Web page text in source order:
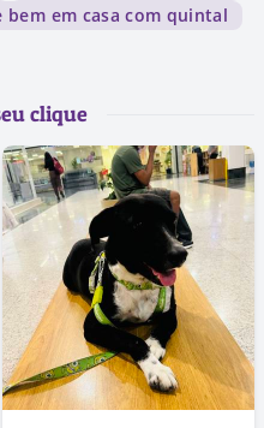
bem em casa com quintal
clique